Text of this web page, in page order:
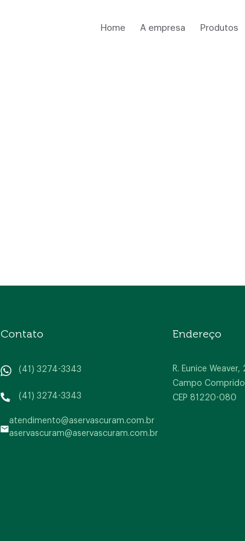
Home A empresa Produtos
Contato
(41) 3274-3343
(41) 3274-3343
atendimento@aservascuram.com.br
aservascuram@aservascuram.com.br
Endereço
R. Eunice Weaver,
Campo
CEP 81220-080